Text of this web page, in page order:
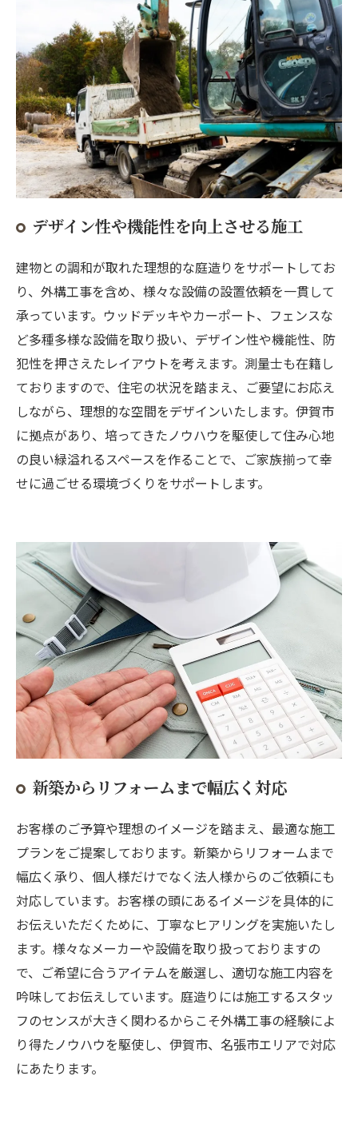
デザイン性や機能性を向上させる施工
建物との調和が取れた理想的な庭造りをサポートしてお
り、外構工事を含め、様々な設備の設置依頼を一貫して
承っています。ウッドデッキやカーポート、フェンスな
ど多種多様な設備を取り扱い、デザイン性や機能性、防
犯性を押さえたレイアウトを考えます。測量士も在籍し
ておりますので、住宅の状況を踏まえ、ご要望にお応え
しながら、理想的な空間をデザインいたします。伊賀市
に拠点があり、培ってきたノウハウを駆使して住み心地
の良い緑溢れるスペースを作ることで、ご家族揃って幸
せに過ごせる環境づくりをサポートします。
新築からリフォームまで幅広く対応
お客様のご予算や理想のイメージを踏まえ、最適な施工
プランをご提案しております。新築からリフォームまで
幅広く承り、個人様だけでなく法人様からのご依頼にも
対応しています。お客様の頭にあるイメージを具体的に
お伝えいただくために、丁寧なヒアリングを実施いたし
ます。様々なメーカーや設備を取り扱っておりますの
で、ご希望に合うアイテムを厳選し、適切な施工内容を
吟味してお伝えしています。庭造りには施工するスタッ
フのセンスが大きく関わるからこそ外構工事の経験によ
り得たノウハウを駆使し、伊賀市、名張市エリアで対応
にあたります。